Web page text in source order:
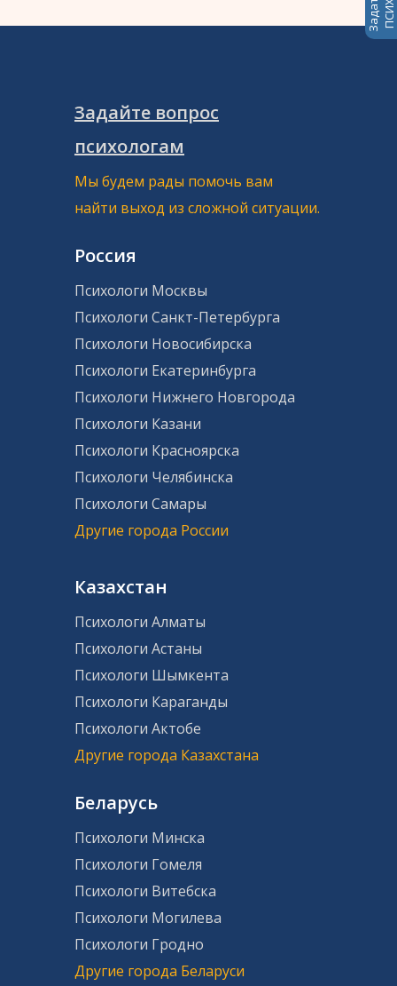
Задайте вопрос
психологам
Мы будем рады помочь вам
найти выход из сложной ситуации.
Россия
Психологи Москвы
Психологи Санкт-Петербурга
Психологи Новосибирска
Психологи Екатеринбурга
Психологи Нижнего Новгорода
Психологи Казани
Психологи Красноярска
Психологи Челябинска
Психологи Самары
Другие города России
Казахстан
Психологи Алматы
Психологи Астаны
Психологи Шымкента
Психологи Караганды
Психологи Актобе
Другие города Казахстана
Беларусь
Психологи Минска
Психологи Гомеля
Психологи Витебска
Психологи Могилева
Психологи Гродно
Другие города Беларуси